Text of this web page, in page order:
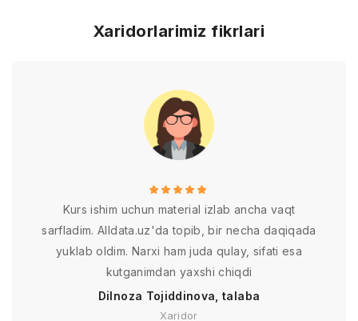
Xaridorlarimiz fikrlari
Kurs ishim uchun material izlab ancha vaqt
sarfladim. Alldata.uz'da topib, bir necha daqiqada
yuklab oldim. Narxi ham juda qulay, sifati esa
kutganimdan yaxshi chiqdi
Dilnoza Tojiddinova, talaba
Xaridor